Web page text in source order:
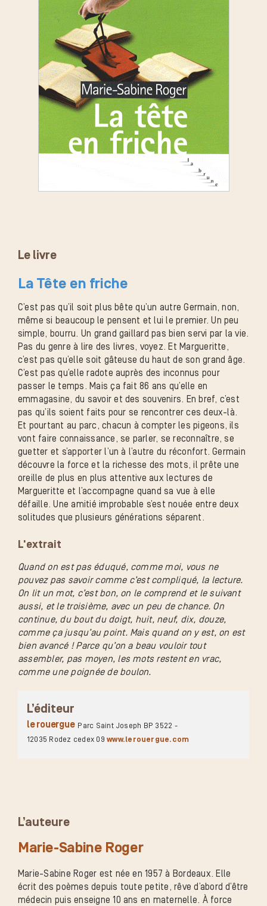
Le livre
La Tête en friche
C’est pas qu’il soit plus bête qu’un autre Germain, non,
même si beaucoup le pensent et lui le premier. Un peu
simple, bourru. Un grand gaillard pas bien servi par la vie.
Pas du genre à lire des livres, voyez. Et Margueritte,
c’est pas qu’elle soit gâteuse du haut de son grand âge.
C’est pas qu’elle radote auprès des inconnus pour
passer le temps. Mais ça fait 86 ans qu’elle en
emmagasine, du savoir et des souvenirs. En bref, c’est
pas qu’ils soient faits pour se rencontrer ces deux-là.
Et pourtant au parc, chacun à compter les pigeons, ils
vont faire connaissance, se parler, se reconnaître, se
guetter et s’apporter l’un à l’autre du réconfort. Germain
découvre la force et la richesse des mots, il prête une
oreille de plus en plus attentive aux lectures de
Margueritte et l’accompagne quand sa vue à elle
défaille. Une amitié improbable s’est nouée entre deux
solitudes que plusieurs générations séparent.
L'extrait
Quand on est pas éduqué, comme moi, vous ne
pouvez pas savoir comme c’est compliqué, la lecture.
On lit un mot, c’est bon, on le comprend et le suivant
aussi, et le troisième, avec un peu de chance. On
continue, du bout du doigt, huit, neuf, dix, douze,
comme ça jusqu’au point. Mais quand on y est, on est
bien avancé ! Parce qu’on a beau vouloir tout
assembler, pas moyen, les mots restent en vrac,
comme une poignée de boulon.
L’éditeur
le rouergue Parc Saint Joseph BP 3522 -
12035 Rodez cedex 09 www.lerouergue.com
L’auteure
Marie-Sabine Roger
Marie-Sabine Roger est née en 1957 à Bordeaux. Elle
écrit des poèmes depuis toute petite, rêve d’abord d’être
médecin puis enseigne 10 ans en maternelle. À force